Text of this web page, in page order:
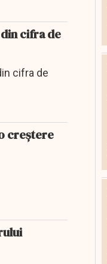
cifra de
cifra de
creştere